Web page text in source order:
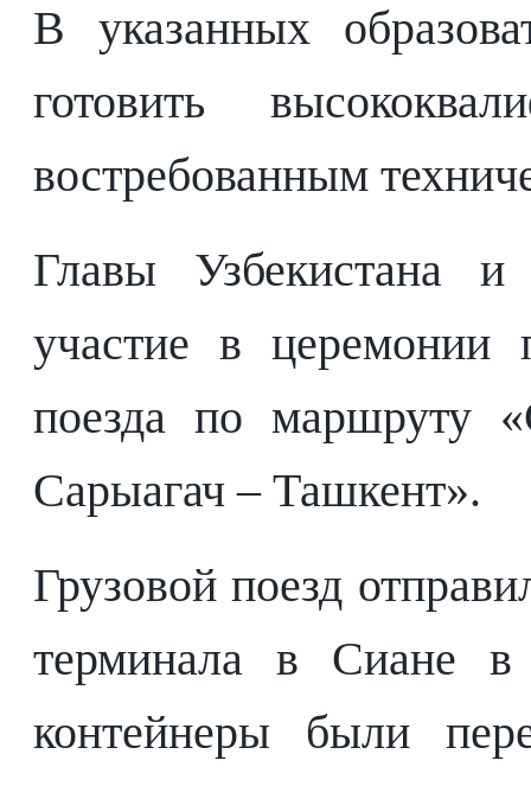
В указанных
готовить
востребованным
Главы Узбекистана и
участие в церемонии
поезда по маршруту
Сарыагач – Ташкент».
Грузовой поезд
терминала в Сиане
контейнеры были